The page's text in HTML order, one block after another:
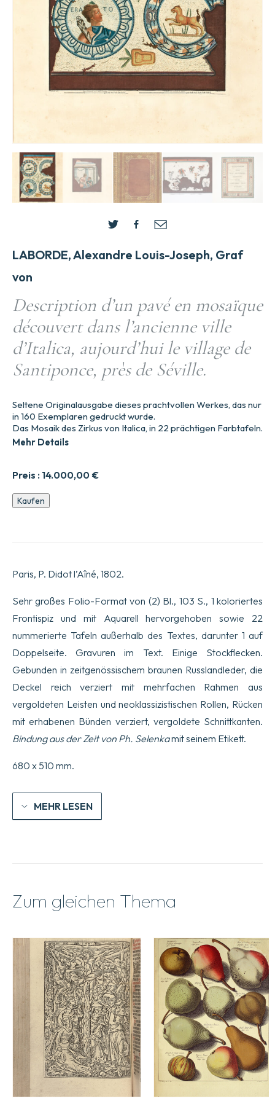
LABORDE, Alexandre Louis-Joseph, Graf
von
Description d’un pavé en mosaïque
découvert dans l’ancienne ville
d’Italica, aujourd’hui le village de
Santiponce, près de Séville.
Preis : 14.000,00 €
Seltene Originalausgabe dieses prachtvollen Werkes, das nur
in 160 Exemplaren gedruckt wurde.
Das Mosaik des Zirkus von Italica, in 22 prächtigen Farbtafeln.
Mehr Details
Beschreibung
eines
entdeckten
dem
heutigen
Dorf
Santiponce,
nahe
Sevilla.
Menge
Kaufen
Paris, P. Didot l’Aîné, 1802.
Sehr großes Folio-Format von (2) Bl., 103 S., 1 koloriertes
Frontispiz und mit Aquarell hervorgehoben sowie 22
nummerierte Tafeln außerhalb des Textes, darunter 1 auf
Doppelseite. Gravuren im Text. Einige Stockflecken.
Gebunden in zeitgenössischem braunen Russlandleder, die
Deckel reich verziert mit mehrfachen Rahmen aus
vergoldeten Leisten und neoklassizistischen Rollen, Rücken
mit erhabenen Bünden verziert, vergoldete Schnittkanten.
Bindung aus der Zeit von Ph. Selenkamit seinem Etikett.
680 x 510 mm.
MEHR LESEN
Zum gleichen Thema